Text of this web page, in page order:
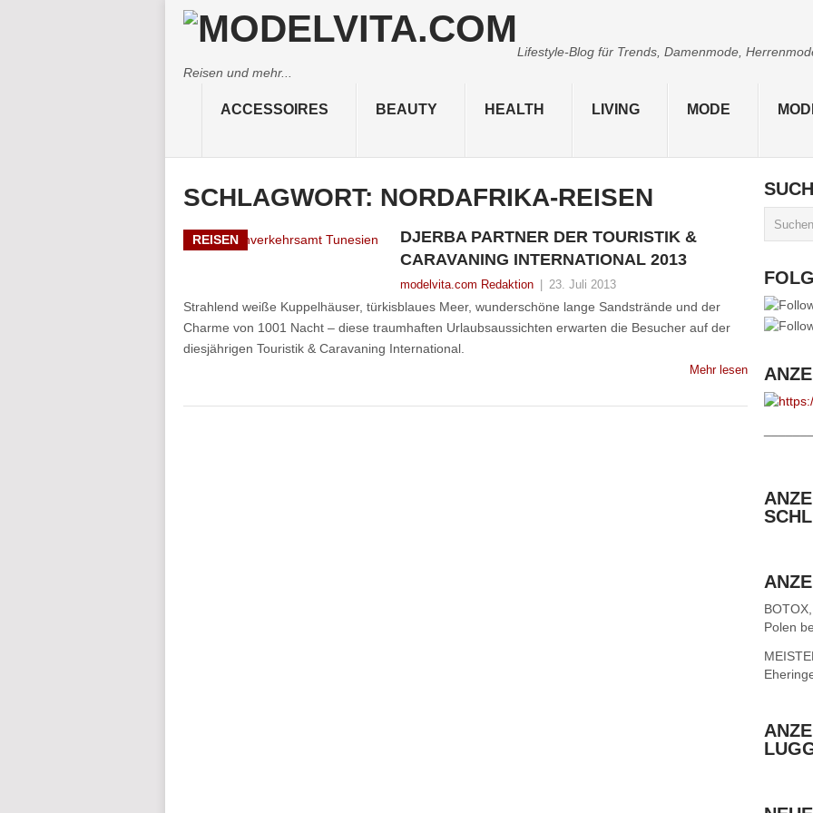
Lifestyle-Blog für Trends, Damenmode,
Reisen und mehr...
ACCESSOIRES BEAUTY HEALTH LIVING MODE
SCHLAGWORT: NORDAFRIKA-REISEN
REISEN
DJERBA PARTNER DER TOURISTIK &
CARAVANING INTERNATIONAL 2013
modelvita.com Redaktion 23. Juli 2013
Strahlend weiße Kuppelhäuser, türkisblaues Meer, wunderschöne lange Sandstrände und der
Charme von 1001 Nacht – diese traumhaften Urlaubsaussichten erwarten die Besucher auf der
diesjährigen Touristik & Caravaning International.
Mehr lesen
Polen